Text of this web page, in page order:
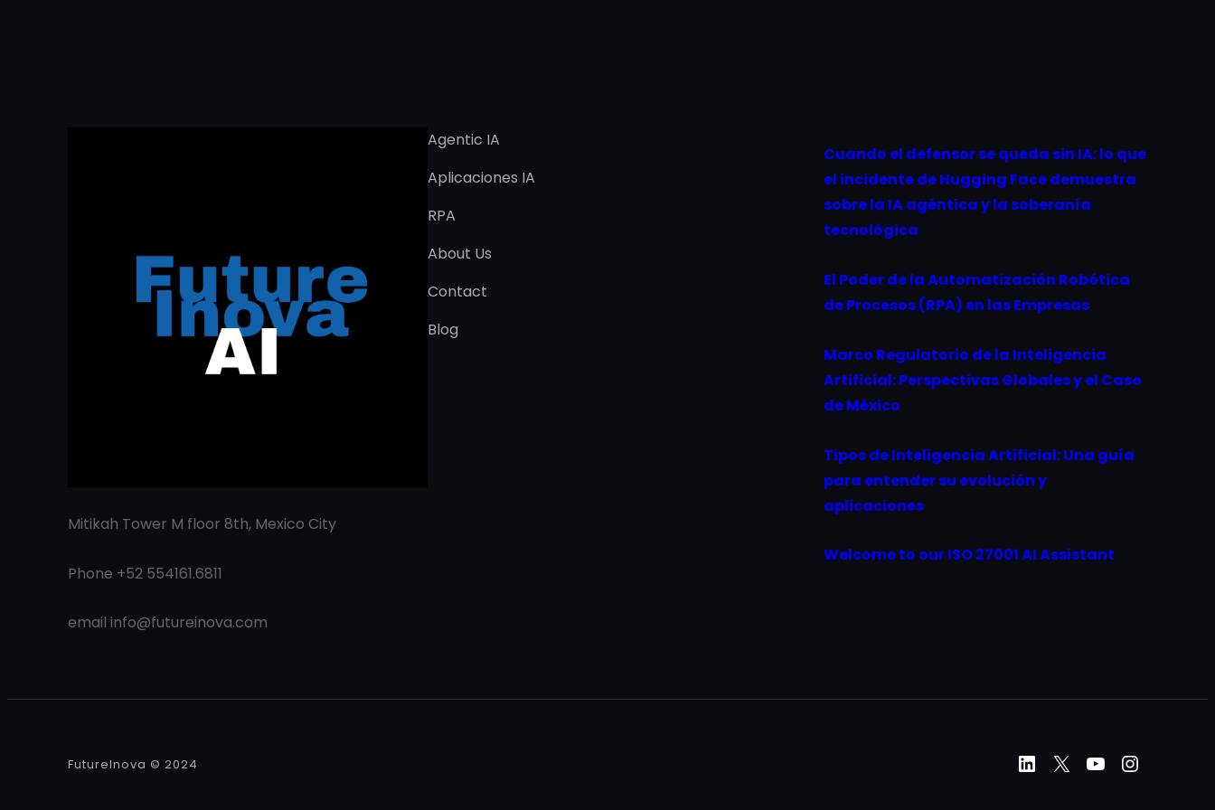
Mitikah Tower M floor 8th, Mexico City
Phone +52 554161.6811
emailinfo@futureinova.com
Agentic IA
Aplicaciones IA
RPA
About Us
Contact
Blog
Cuando el defensor se queda sin IA: lo que
el incidente de Hugging Face demuestra
sobre la IA agéntica y la soberanía
tecnológica
El Poder de la Automatización Robótica
de Procesos (RPA) en las Empresas
Marco Regulatorio de la Inteligencia
Artificial: Perspectivas Globales y el Caso
de México
Tipos de Inteligencia Artificial: Una guía
para entender su evolución y
aplicaciones
Welcome to our ISO 27001 AI Assistant
FutureInova © 2024 LinkedIn
X YouTube